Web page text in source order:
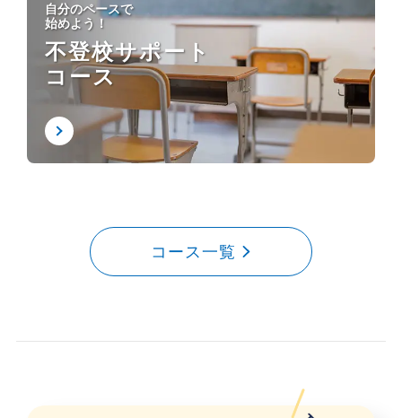
自分のペースで
始めよう！
不登校サポート
コース
コース一覧